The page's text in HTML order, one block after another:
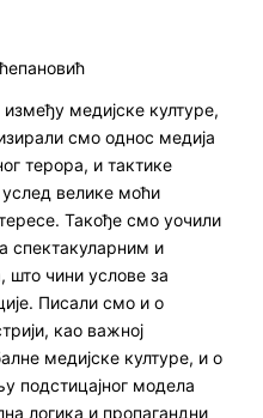
медијске културе,
смо однос медија
терора, и тактике
услед велике моћи
Такође смо уочили
спектакуларним и
што чини услове за
Писали смо и о
као важној
медијске културе, и о
подстицајног модела
логика и пропагандни